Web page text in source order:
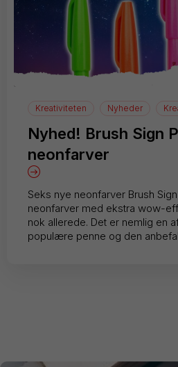
Kreativiteten Nyheder
Nyhed! Brush Sign
neonfarver
Seks nye neonfarver Brush
neonfarver med ekstra wow-
nok allerede. Det er nemlig en
populære penne og den